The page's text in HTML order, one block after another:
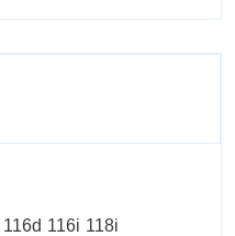
116d 116i 118i